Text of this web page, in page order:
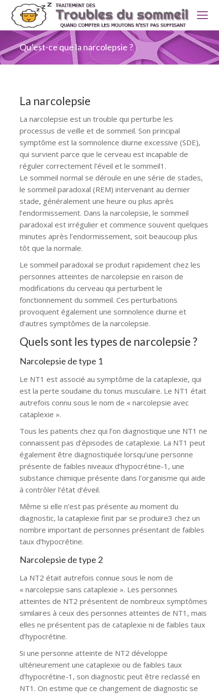
Qu’est-ce que la narcolepsie ?
La narcolepsie
La narcolepsie est un trouble qui perturbe les
processus de veille et de sommeil. Son principal
symptôme est la somnolence diurne excessive (SDE),
qui survient parce que le cerveau est incapable de
réguler correctement l’éveil et le sommeil1.
Le sommeil normal se déroule en une série de stades,
le sommeil paradoxal (REM) intervenant au dernier
stade, généralement une heure ou plus après
l’endormissement. Dans la narcolepsie, le sommeil
paradoxal est irrégulier et commence souvent quelques
minutes après l’endormissement, soit beaucoup plus
tôt que la normale.
Le sommeil paradoxal se produit rapidement chez les
personnes atteintes de narcolepsie en raison de
modifications du cerveau qui perturbent le
fonctionnement du sommeil. Ces perturbations
provoquent également une somnolence diurne et
d’autres symptômes de la narcolepsie.
Quels sont les types de narcolepsie ?
Narcolepsie de type 1
Le NT1 est associé au symptôme de la cataplexie, qui
est la perte soudaine du tonus musculaire. Le NT1 était
autrefois connu sous le nom de « narcolepsie avec
cataplexie ».
Tous les patients chez qui l’on diagnostique une NT1 ne
connaissent pas d’épisodes de cataplexie. La NT1 peut
également être diagnostiquée lorsqu’une personne
présente de faibles niveaux d’hypocrétine-1, une
substance chimique présente dans l’organisme qui aide
à contrôler l’état d’éveil.
Même si elle n’est pas présente au moment du
diagnostic, la cataplexie finit par se produire3 chez un
nombre important de personnes présentant de faibles
taux d’hypocrétine.
Narcolepsie de type 2
La NT2 était autrefois connue sous le nom de
« narcolepsie sans cataplexie ». Les personnes
atteintes de NT2 présentent de nombreux symptômes
similaires à ceux des personnes atteintes de NT1, mais
elles ne présentent pas de cataplexie ni de faibles taux
d’hypocrétine.
Si une personne atteinte de NT2 développe
ultérieurement une cataplexie ou de faibles taux
d’hypocrétine-1, son diagnostic peut être reclassé en
NT1. On estime que ce changement de diagnostic se